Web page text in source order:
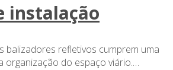
instalação
balizadores refletivos cumprem uma
organização do espaço viário.…